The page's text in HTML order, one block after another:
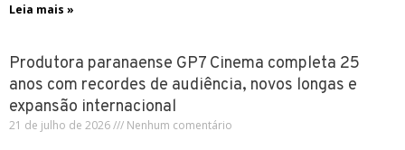
Leia mais »
Produtora paranaense GP7 Cinema completa 25
anos com recordes de audiência, novos longas e
expansão internacional
21 de julho de 2026
Nenhum comentário